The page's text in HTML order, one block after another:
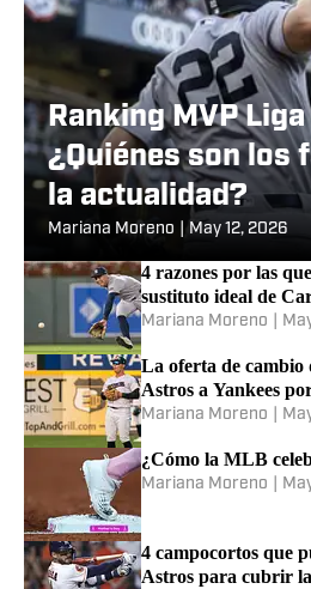
Ranking MVP
¿Quiénes son los
la actualidad?
Mariana Moreno May 12, 2026
4 razones por las
sustituto ideal de
Mariana Moreno
La oferta de cambio
Astros a Yankees
Mariana Moreno
¿Cómo la MLB
Mariana Moreno
4 campocortos que
Astros para cubrir